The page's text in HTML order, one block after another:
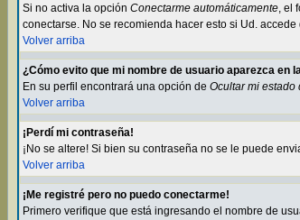
Si no activa la opción Conectarme automáticamente, el
conectarse. No se recomienda hacer esto si Ud.
Volver arriba
¿Cómo evito que mi nombre de usuario aparezca en
En su perfil encontrará una opción de Ocultar mi estado
Volver arriba
¡Perdí mi contraseña!
¡No se altere! Si bien su contraseña no se le puede
Volver arriba
¡Me registré pero no puedo conectarme!
Primero verifique que está ingresando el nombre de